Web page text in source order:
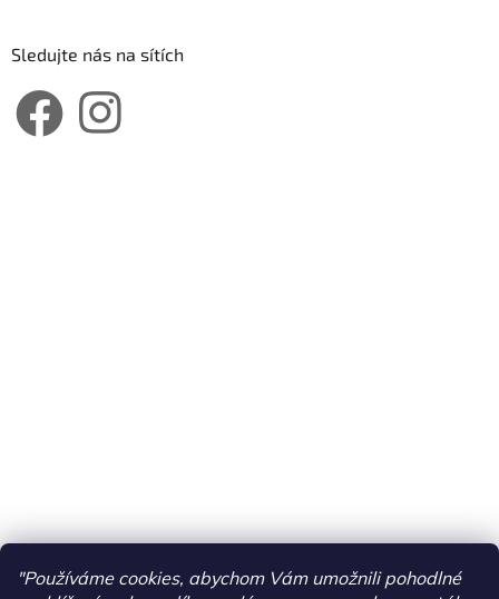
"Používáme cookies, abychom Vám umožnili pohodlné
Sledujte nás na sítích